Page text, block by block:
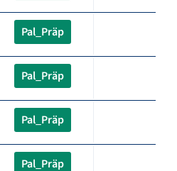
Pal_Präp
Pal_Präp
Pal_Präp
Pal_Präp